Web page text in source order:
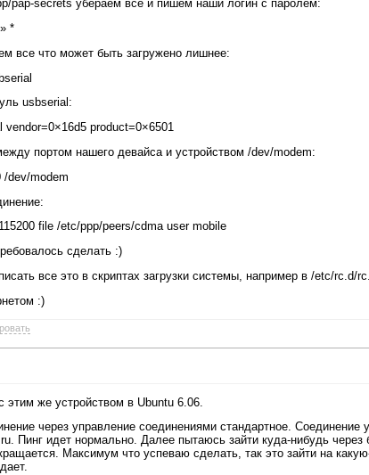
pap-secrets убераем все и пишем наши логин с паролем:
*
все что может быть загружено лишнее:
usbserial:
vendor=0×16d5 product=0×6501
портом нашего девайса и устройством /dev/modem:
/dev/modem
file /etc/ppp/peers/cdma user mobile
сделать :)
все это в скриптах загрузки системы, например в /etc/rc.d/
:)
этим же устройством в Ubuntu 6.06.
через управление соединениями стандартное. Соединение
Пинг идет нормально. Далее пытаюсь зайти куда-нибудь через
Максимум что успеваю сделать, так это зайти на